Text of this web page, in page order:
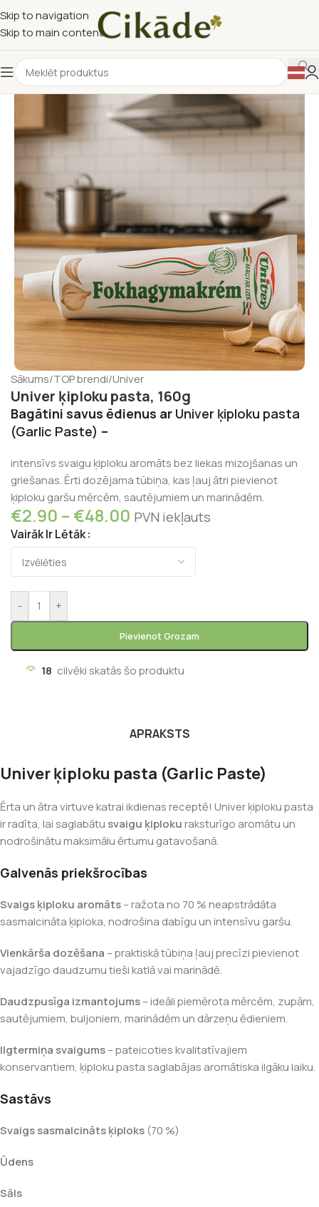
Skip to navigation
Skip to main content
Sākums/TOP brendi/Univer
Univer ķiploku pasta, 160g
Bagātini savus ēdienus ar Univer ķiploku pasta
(Garlic Paste) –
intensīvs svaigu ķiploku aromāts bez liekas mizojšanas un
griešanas. Ērti dozējama tūbiņa, kas ļauj ātri pievienot
ķiploku garšu mērcēm, sautējumiem un marinādēm.
€2.90 – €48.00 PVN iekļauts
Vairāk Ir Lētāk
- +
Pievienot Grozam
18 cilvēki skatās šo produktu
APRAKSTS
Univer ķiploku pasta (Garlic Paste)
Ērta un ātra virtuve katrai ikdienas receptē! Univer ķiploku pasta
ir radīta, lai saglabātu svaigu ķiplokuraksturīgo aromātu un
nodrošinātu maksimālu ērtumu gatavošanā.
Galvenās priekšrocības
Svaigs ķiploku aromāts– ražota no 70 % neapstrādāta
sasmalcināta ķiploka, nodrošina dabīgu un intensīvu garšu.
Vienkārša dozēšana – praktiskā tūbiņa ļauj precīzi pievienot
vajadzīgo daudzumu tieši katlā vai marinādē.
Daudzpusīga izmantojums– ideāli piemērota mērcēm, zupām,
sautējumiem, buljoniem, marinādēm un dārzeņu ēdieniem.
Ilgtermiņa svaigums– pateicoties kvalitatīvajiem
konservantiem, ķiploku pasta saglabājas aromātiska ilgāku laiku.
Sastāvs
Svaigs sasmalcināts ķiploks (70 %)
Ūdens
Sāls